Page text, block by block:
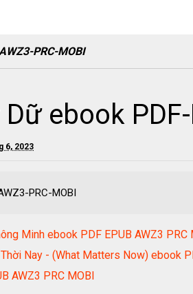
PRC-MOBI
ebook
6, 2023
PRC-MOBI
Minh ebook PDF EPUB AWZ3 PRC
Nay - (What Matters Now) ebook
AWZ3 PRC MOBI